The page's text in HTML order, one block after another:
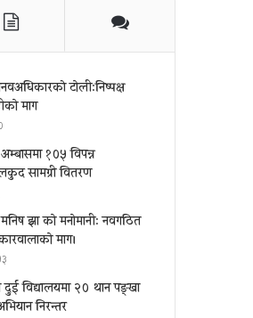
टोली:निष्पक्ष
माग
१०५ विपन्न
सामग्री वितरण
झा को मनोमानी: नवगठित
माग।
दुई विद्यालयमा २० थान पङ्खा
निरन्तर